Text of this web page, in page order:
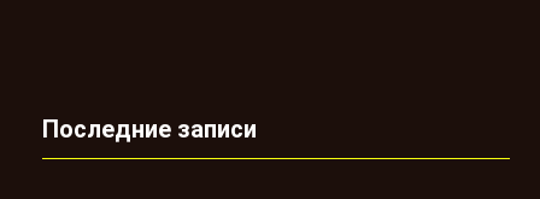
Последние записи